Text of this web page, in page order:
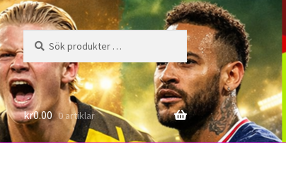
Sök
efter:
Sök
kr0.00 0 artiklar